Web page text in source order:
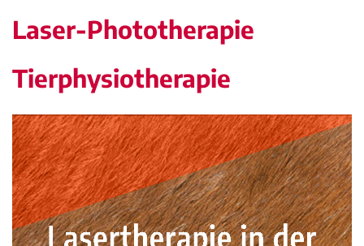
Laser-Phototherapie
Tierphysiotherapie